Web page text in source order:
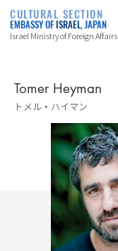
CULTURAL SECTION
EMBASSY OFISRAEL, JAPAN
Israel Ministry of Foreign Affairs
Tomer Heyman
トメル・ハイマン